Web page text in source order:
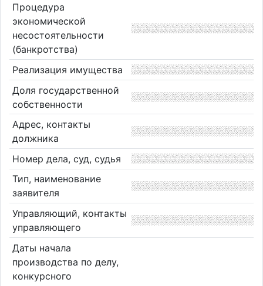
Процедура
экономической
несостоятельности
(банкротства)
Реализация имущества
Доля государственной
собственности
Адрес, контакты
должника
Номер дела, суд, судья
Тип, наименование
заявителя
Управляющий, контакты
управляющего
Даты начала
производства по делу,
конкурсного